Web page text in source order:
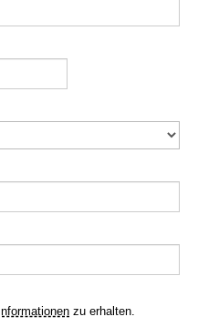
Informationen zu erhalten.